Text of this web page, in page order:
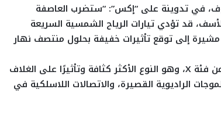
في تدوينة على “إكس”: “ستضرب العاصفة
قد تؤدي تيارات الرياح الشمسية السريعة
مشيرة إلى توقع تأثيرات خفيفة بحلول منتصف نهار
يذكر أن الشعلة الشمسية التي توجهت نحو الأرض من فئة X، وهو النوع الأكثر كثافة وتأثيرًا على الغلاف
الراديوية القصيرة، والاتصالات اللاسلكية في